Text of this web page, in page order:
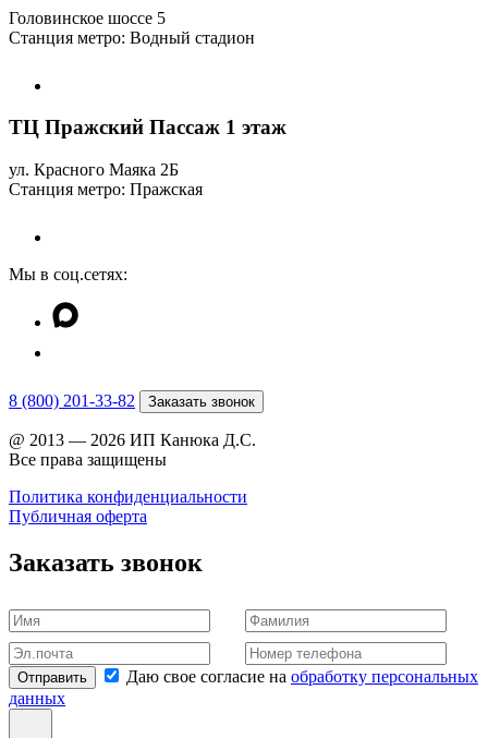
Головинское шоссе 5
Станция метро: Водный стадион
ТЦ Пражский Пассаж 1 этаж
ул. Красного Маяка 2Б
Станция метро: Пражская
Мы в соц.сетях:
8 (800) 201-33-82 Заказать звонок
@ 2013 — 2026 ИП Канюка Д.С.
Все права защищены
Политика конфиденциальности
Публичная оферта
Заказать звонок
Отправить Даю свое согласие на обработку персональных
данных